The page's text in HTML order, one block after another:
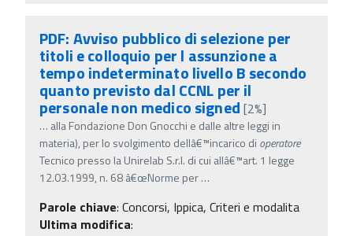
PDF: Avviso pubblico di selezione per
titoli e colloquio per l assunzione a
tempo indeterminato livello B secondo
quanto previsto dal CCNL per il
personale non medico signed [2%]
… alla Fondazione Don Gnocchi e dalle altre leggi in
materia), per lo svolgimento dellâ€™incarico di operatore
Tecnico presso la Unirelab S.r.l. di cui allâ€™art. 1 legge
12.03.1999, n. 68 â€œNorme per…
Parole chiave: Concorsi, Ippica, Criteri e modalita
Ultima modifica: